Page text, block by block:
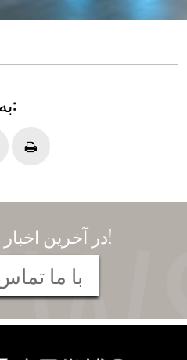
به اشتراک گذاری مقاله:
در آخرین اخبار به روز باشید!
با ما